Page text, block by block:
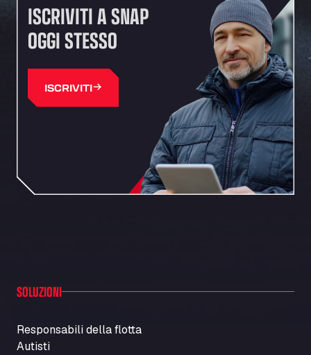
ISCRIVITI A SNAP
OGGI STESSO
ISCRIVITI
SOLUZIONI
Responsabili della flotta
Autisti